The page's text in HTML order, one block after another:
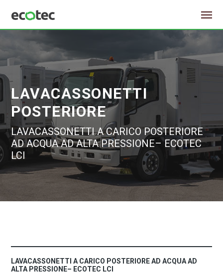
LAVACASSONETTI
POSTERIORE
LAVACASSONETTI A CARICO POSTERIORE
AD ACQUA AD ALTA PRESSIONE– ECOTEC
LCI
LAVACASSONETTI A CARICO POSTERIORE AD ACQUA AD
ALTA PRESSIONE– ECOTEC LCI